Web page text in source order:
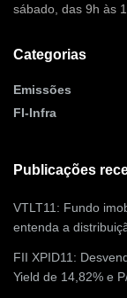
sábado, das 9h às
Categorias
Emissões
FI-Infra
Publicações
VTLT11: Fundo
entenda a
FII XPID11:
Yield de 14,82% e